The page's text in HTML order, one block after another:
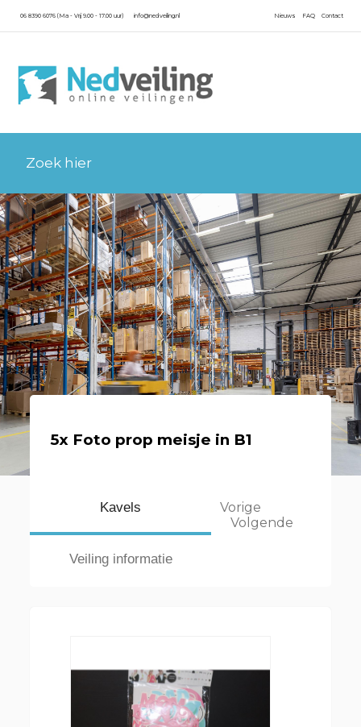
06 8390 6076 (Ma - Vrij 9.00 - 17.00 uur) info@nedveiling.nl Contact
FAQ
Nieuws
5x Foto prop meisje in B1
Kavels
Veiling informatie
Vorige
Volgende